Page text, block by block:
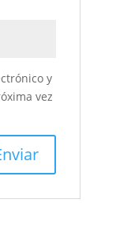
y
vez